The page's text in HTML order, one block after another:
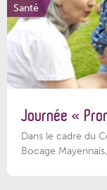
Santé
Journée «
Dans le cadre du
Bocage